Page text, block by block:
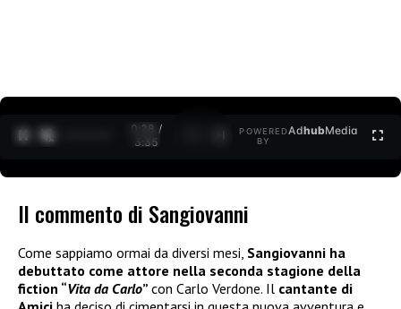
0:29 /
3:35
POWERED
BY
AdhubMedia
Il commento di Sangiovanni
Come sappiamo ormai da diversi mesi, Sangiovanni ha
debuttato come attore nella seconda stagione della
fiction “Vita da Carlo” con Carlo Verdone. Il cantante di